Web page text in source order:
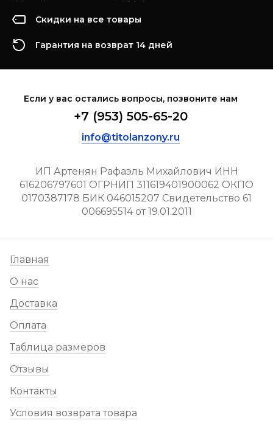
Скидки на все товары
Гарантия на возврат 14 дней
Главная
О нас
Доставка
Оплата
Таблица размеров
Отзывы
Контакты
Условия возврата товара
Если у вас остались вопросы, позвоните нам
+7 (953) 505-65-20
info@titolanzony.ru
ИП Артенян Рафаэль Михайлович ИНН
616206797601 ОГРНИП 311619401900062 ОКПО
0170387178 БИК 046015207 Свидетельство 61
006695514 от 19.01.2011